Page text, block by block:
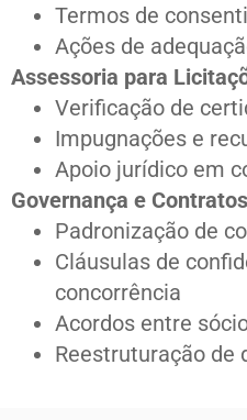
Termos de
Ações de
Assessoria para
Verificação de
Impugnações e
Apoio jurídico em
Governança e Contratos
Padronização de
Cláusulas de
concorrência
Acordos entre
Reestruturação de